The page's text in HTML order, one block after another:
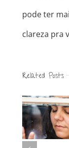
pode ter
clareza pra
Related Posts